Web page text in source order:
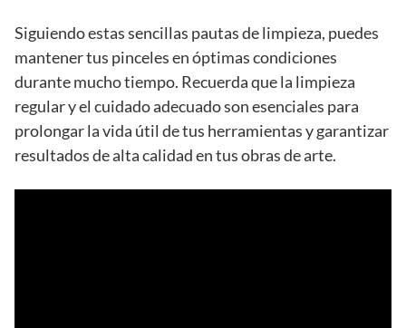
Siguiendo estas sencillas pautas de limpieza, puedes
mantener tus pinceles en óptimas condiciones
durante mucho tiempo. Recuerda que la limpieza
regular y el cuidado adecuado son esenciales para
prolongar la vida útil de tus herramientas y garantizar
resultados de alta calidad en tus obras de arte.